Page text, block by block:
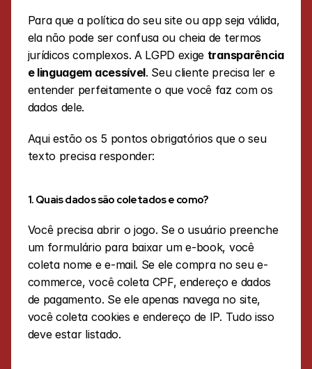
Para que a política do seu site ou app seja válida,
ela não pode ser confusa ou cheia de termos
jurídicos complexos. A LGPD exige transparência
e linguagem acessível. Seu cliente precisa ler e
entender perfeitamente o que você faz com os
dados dele.
Aqui estão os 5 pontos obrigatórios que o seu
texto precisa responder:
1. Quais dados são coletados e como?
Você precisa abrir o jogo. Se o usuário preenche
um formulário para baixar um e-book, você
coleta nome e e-mail. Se ele compra no seu e-
commerce, você coleta CPF, endereço e dados
de pagamento. Se ele apenas navega no site,
você coleta cookies e endereço de IP. Tudo isso
deve estar listado.